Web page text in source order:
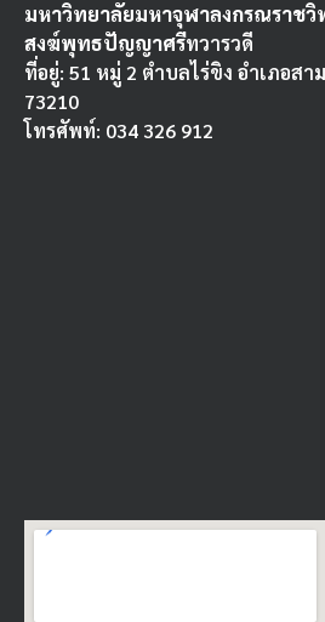
มหาวิทยาลัยมหาจุฬาลงกรณรา
สงฆ์พุทธปัญญาศรีทวารวดี
ที่อยู่: 51 หมู่ 2 ตำบลไร่ขิง อำเภอส
73210
โทรศัพท์: 034 326 912